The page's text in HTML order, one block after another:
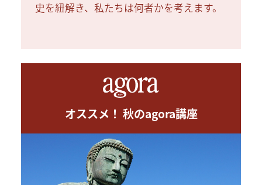
史を紐解き、私たちは何者かを考えます。
オススメ！ 秋のagora講座